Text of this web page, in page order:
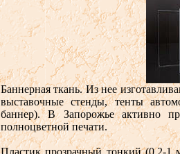
Баннерная ткань.Изнееизготавли
выставочные стенды,тентыав
баннер). В Запорожье активно
полноцветной печати.